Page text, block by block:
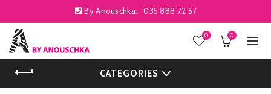
By Anouschka: 035 888 72 57
0 0
CATEGORIES